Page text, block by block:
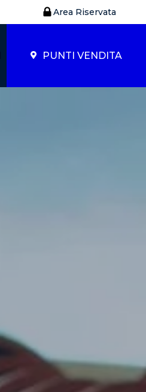
Area Riservata
PUNTI VENDITA